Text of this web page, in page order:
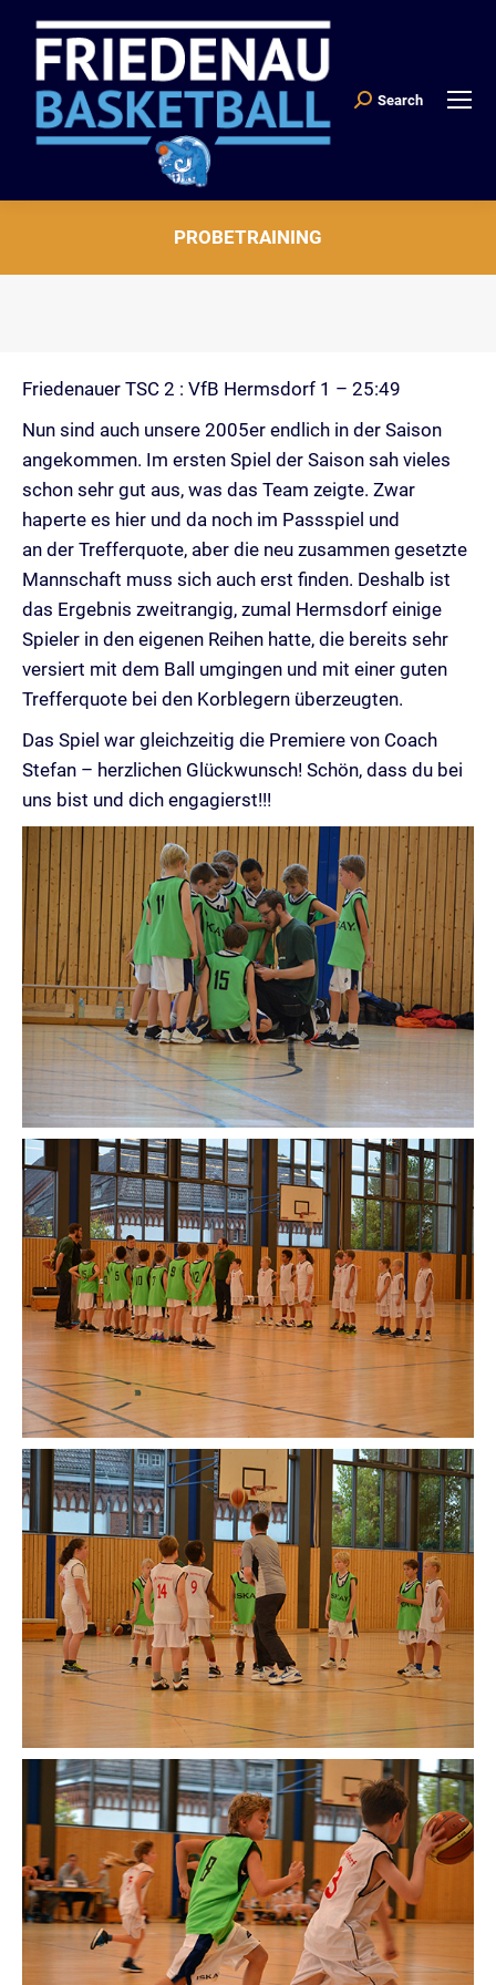
Search:
Search
PROBETRAINING
Friedenauer TSC 2 : VfB Hermsdorf 1 – 25:49
Nun sind auch unsere 2005er endlich in der Saison
angekommen. Im ersten Spiel der Saison sah vieles
schon sehr gut aus, was das Team zeigte. Zwar
haperte es hier und da noch im Passspiel und
an der Trefferquote, aber die neu zusammen gesetzte
Mannschaft muss sich auch erst finden. Deshalb ist
das Ergebnis zweitrangig, zumal Hermsdorf einige
Spieler in den eigenen Reihen hatte, die bereits sehr
versiert mit dem Ball umgingen und mit einer guten
Trefferquote bei den Korblegern überzeugten.
Das Spiel war gleichzeitig die Premiere von Coach
Stefan – herzlichen Glückwunsch! Schön, dass du bei
uns bist und dich engagierst!!!